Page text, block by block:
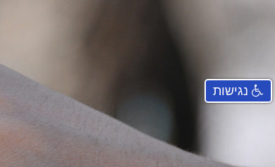
נגישות